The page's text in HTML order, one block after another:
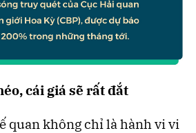
cái giá sẽ rất đắt
quan không chỉ là hành vi vi